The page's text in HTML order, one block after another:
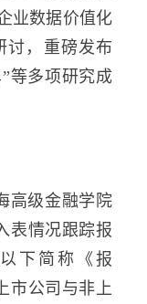
业数据价值化
讨，重磅发布
等多项研究成
级金融学院
表情况跟踪报
下简称《报
市公司与非上